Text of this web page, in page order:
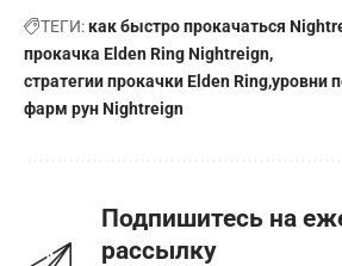
ТЕГИ:как быстро прокачаться
прокачка Elden Ring Nightreign
стратегии прокачки Elden Ringуровни
фарм рун Nightreign
Подпишитесь на
рассылку